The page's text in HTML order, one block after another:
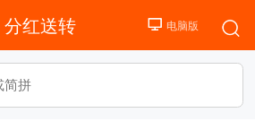
分红送转